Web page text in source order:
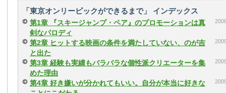
「東京オンリーピックができるまで」 インデックス
第1章 『スキージャンプ・ペア』のプロモーションは真
剣なパロディ
第2章 ヒットする映画の条件を満たしていない、のが吉
と出た
第3章 経験も実績もバラバラな個性派クリエーターを集
めた理由
第4章 好き嫌いが分かれてもいい。自分が本当に好きな